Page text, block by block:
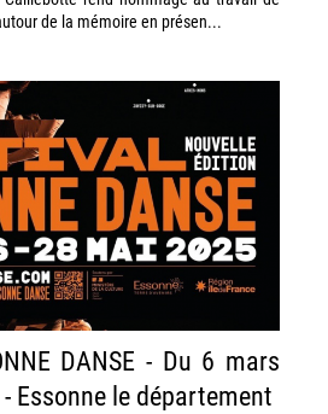
de la mémoire en présen...
DANSE - Du 6 mars
Essonne le département